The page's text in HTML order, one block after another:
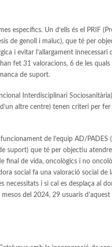
específics. Un d’ells és el PRIF
de genoll i maluc), que té per
i evitar l’allargament innecessari
fet 31 valoracions, 6 de les
de suport.
Interdisciplinari
altre centre) tenen criteri per
de l’equip AD/PADES
suport) que té per objectiu
final de vida, oncològics i no
social fa una valoració social de
necessitats i si cal es desplaça al
del 2024, 29 usuaris